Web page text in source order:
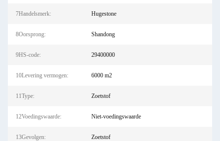
7Handelsmerk: Hugestone
8Oorsprong: Shandong
9HS-code: 29400000
10Levering vermogen: 6000 m2
11Type: Zoetstof
12Voedingswaarde: Niet-voedingswaarde
13Gevolgen: Zoetstof